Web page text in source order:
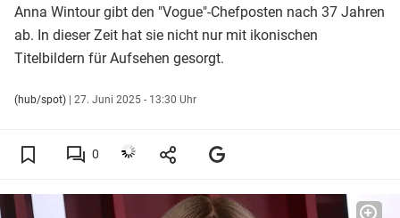
Anna Wintour gibt den "Vogue"-Chefposten nach 37 Jahren
ab. In dieser Zeit hat sie nicht nur mit ikonischen
Titelbildern für Aufsehen gesorgt.
(hub/spot) | 27. Juni 2025 - 13:30 Uhr
0